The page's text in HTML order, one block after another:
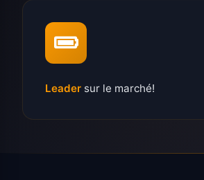
Leader sur le marché!